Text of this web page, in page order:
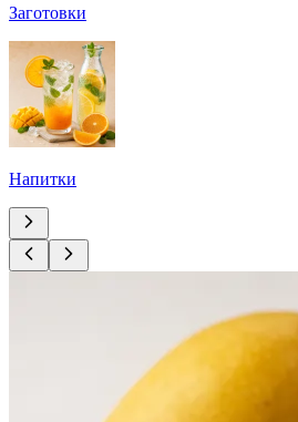
Заготовки
Напитки